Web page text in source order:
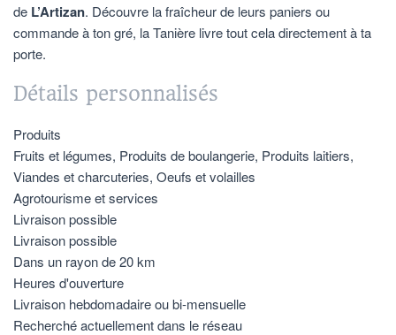
de L’Artizan. Découvre la fraîcheur de leurs paniers ou
commande à ton gré, la Tanière livre tout cela directement à ta
porte.
Détails personnalisés
Produits
Fruits et légumes, Produits de boulangerie, Produits laitiers,
Viandes et charcuteries, Oeufs et volailles
Agrotourisme et services
Livraison possible
Livraison possible
Dans un rayon de 20 km
Heures d'ouverture
Livraison hebdomadaire ou bi-mensuelle
Recherché actuellement dans le réseau